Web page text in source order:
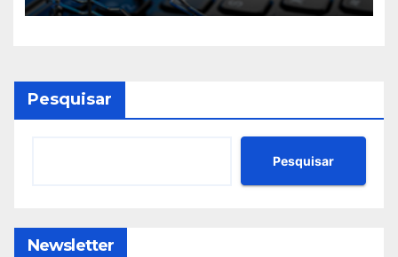
Pesquisar
Pesquisar
Newsletter